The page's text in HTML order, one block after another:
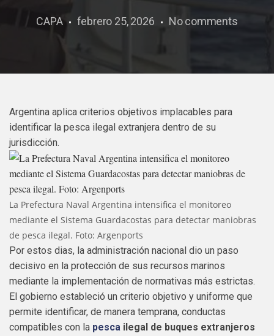
CAPA febrero 25, 2026 No comments
Argentina aplica criterios objetivos implacables para
identificar la pesca ilegal extranjera dentro de su
jurisdicción.
La Prefectura Naval Argentina intensifica el monitoreo
mediante el Sistema Guardacostas para detectar maniobras
de pesca ilegal. Foto: Argenports
Por estos dias, la administración nacional dio un paso
decisivo en la protección de sus recursos marinos
mediante la implementación de normativas más estrictas.
El gobierno estableció un criterio objetivo y uniforme que
permite identificar, de manera temprana, conductas
compatibles con la pesca ilegal de buques extranjeros